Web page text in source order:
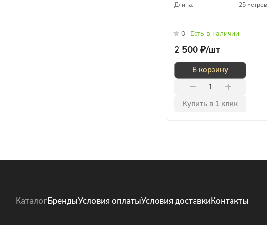
Длина:
25 метров
0 Есть в наличии
2 500 ₽/шт
В корзину
Купить в 1 клик
КаталогБрендыУсловия оплатыУсловия доставкиКонтакты